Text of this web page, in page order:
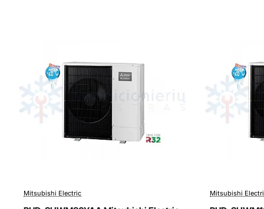
Išpardavimas
Mitsubishi Electric Mitsubishi